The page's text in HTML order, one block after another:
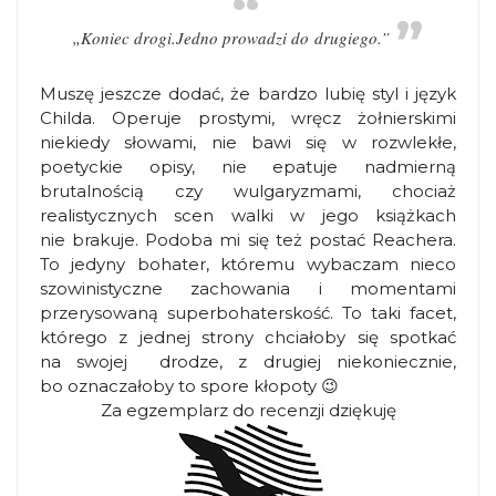
„Koniec drogi.Jedno prowadzi do drugiego.”
Muszę jeszcze dodać, że bardzo lubię styl i język
Childa. Operuje prostymi, wręcz żołnierskimi
niekiedy słowami, nie bawi się w rozwlekłe,
poetyckie opisy, nie epatuje nadmierną
brutalnością czy wulgaryzmami, chociaż
realistycznych scen walki w jego książkach
nie brakuje. Podoba mi się też postać Reachera.
To jedyny bohater, któremu wybaczam nieco
szowinistyczne zachowania i momentami
przerysowaną superbohaterskość. To taki facet,
którego z jednej strony chciałoby się spotkać
na swojej drodze, z drugiej niekoniecznie,
bo oznaczałoby to spore kłopoty 😉
Za egzemplarz do recenzji dziękuję